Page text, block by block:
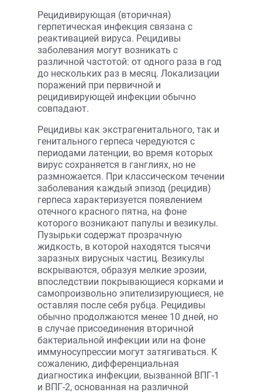
Рецидивирующая (вторичная)
герпетическая инфекция связана с
реактивацией вируса. Рецидивы
заболевания могут возникать с
различной частотой: от одного раза в год
до нескольких раз в месяц. Локализации
поражений при первичной и
рецидивирующей инфекции обычно
совпадают.
Рецидивы как экстрагенитального, так и
генитального герпеса чередуются с
периодами латенции, во время которых
вирус сохраняется в ганглиях, но не
размножается. При классическом течении
заболевания каждый эпизод (рецидив)
герпеса характеризуется появлением
отечного красного пятна, на фоне
которого возникают папулы и везикулы.
Пузырьки содержат прозрачную
жидкость, в которой находятся тысячи
заразных вирусных частиц. Везикулы
вскрываются, образуя мелкие эрозии,
впоследствии покрывающиеся корками и
самопроизвольно эпителизирующиеся, не
оставляя после себя рубца. Рецидивы
обычно продолжаются менее 10 дней, но
в случае присоединения вторичной
бактериальной инфекции или на фоне
иммуносупрессии могут затягиваться. К
сожалению, дифференциальная
диагностика инфекции, вызванной ВПГ-1
и ВПГ-2, основанная на различной